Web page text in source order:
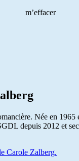
m’effacer
Née en 1965
depuis 2012 et
Carole Zalberg.